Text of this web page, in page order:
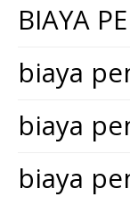
BIAYA
biaya
biaya
biaya